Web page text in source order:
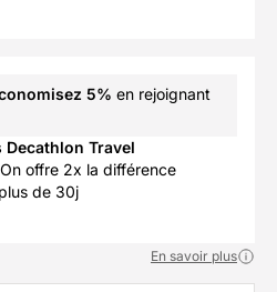
5% en rejoignant
Decathlon Travel
On offre 2x la différence
de 30j
En savoir plus